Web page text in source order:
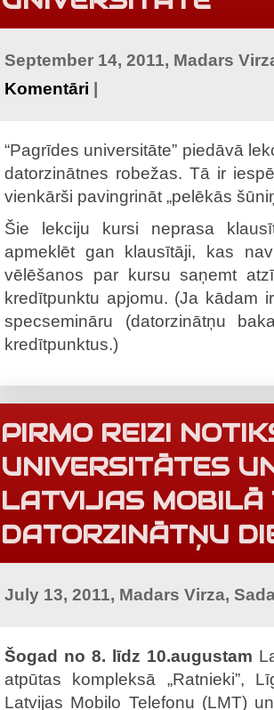
September 14, 2011, Madars
Komentāri
“Pagrīdes universitāte” piedāvā
datorzinātnes robežas. Tā ir
vienkārši pavingrināt „pelēkās
Šie lekciju kursi neprasa
apmeklēt gan klausītāji, kas
vēlēšanos par kursu saņemt
kredītpunktu apjomu. (Ja kādam
specsemināru (datorzinātņu
kredītpunktus.)
PIRMO REIZI
UNIVERSITĀTES
LATVIJAS MOBILĀ
DATORZINĀTŅU
July 13, 2011, Madars Virza,
Šogad no 8. līdz 10.augustam
atpūtas kompleksā „Ratnieki”,
Latvijas Mobilo Telefonu (LMT)